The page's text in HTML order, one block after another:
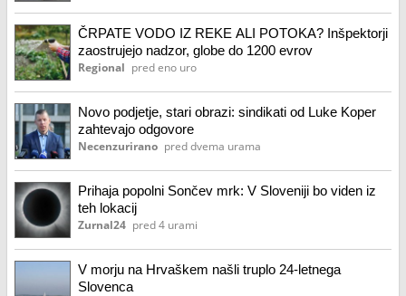
ČRPATE VODO IZ REKE ALI POTOKA? Inšpektorji
zaostrujejo nadzor, globe do 1200 evrov
Regional pred eno uro
Novo podjetje, stari obrazi: sindikati od Luke Koper
zahtevajo odgovore
Necenzurirano pred dvema urama
Prihaja popolni Sončev mrk: V Sloveniji bo viden iz
teh lokacij
Zurnal24 pred 4 urami
V morju na Hrvaškem našli truplo 24-letnega
Slovenca